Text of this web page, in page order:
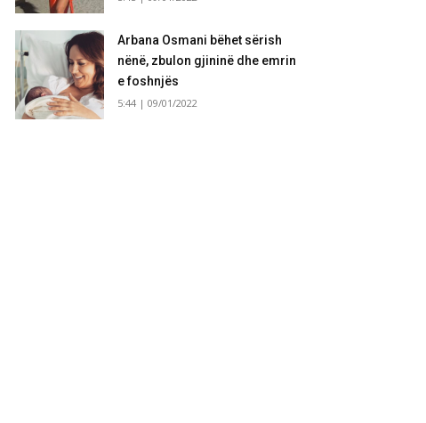
Arbana Osmani bëhet sërish
nënë, zbulon gjininë dhe emrin
e foshnjës
5:44 | 09/01/2022